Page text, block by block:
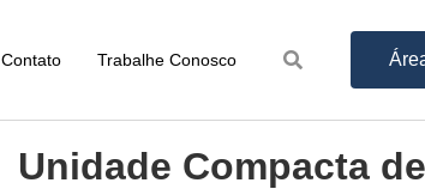
Contato Trabalhe Conosco
Unidade Compacta